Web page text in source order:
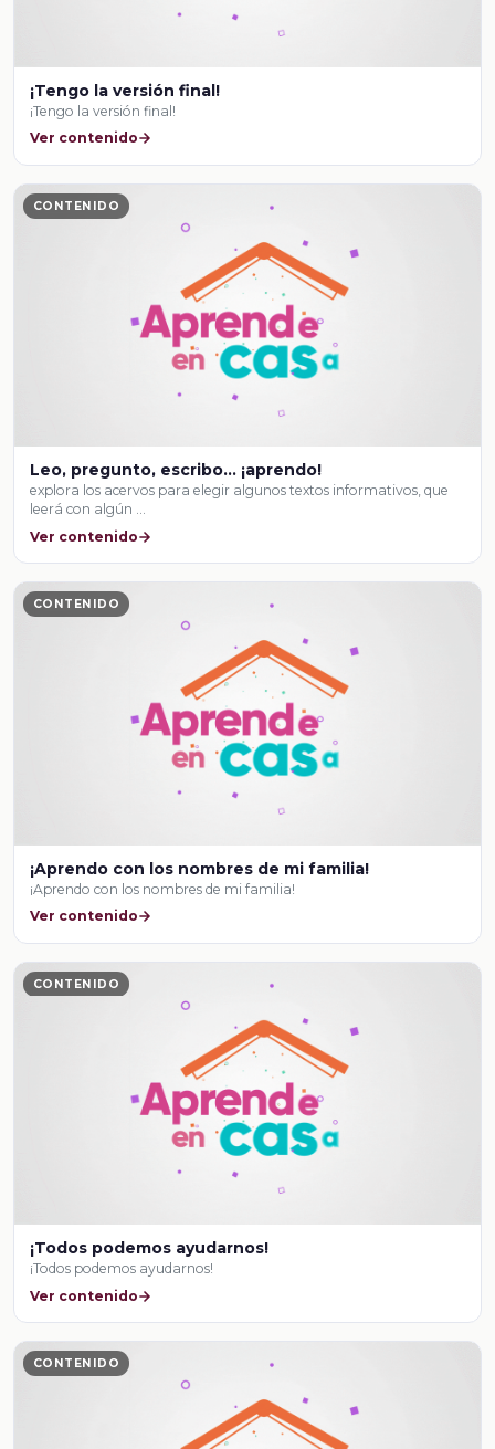
¡Tengo la versión final!
¡Tengo la versión final!
Ver contenido
CONTENIDO
Leo, pregunto, escribo… ¡aprendo!
explora los acervos para elegir algunos textos informativos, que
leerá con algún …
Ver contenido
CONTENIDO
¡Aprendo con los nombres de mi familia!
¡Aprendo con los nombres de mi familia!
Ver contenido
CONTENIDO
¡Todos podemos ayudarnos!
¡Todos podemos ayudarnos!
Ver contenido
CONTENIDO